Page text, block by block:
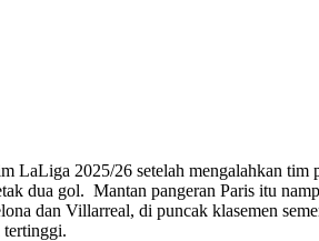
LaLiga 2025/26 setelah mengalahkan
dua gol. Mantan pangeran Paris itu
dan Villarreal, di puncak klasemen
tertinggi.